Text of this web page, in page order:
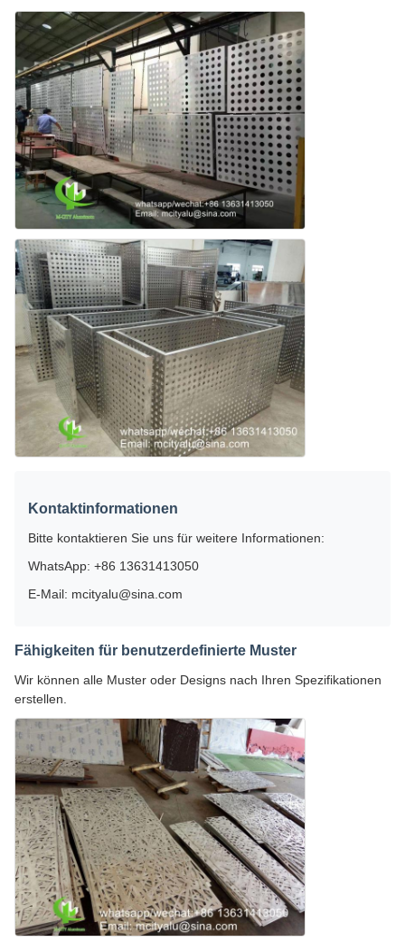
Kontaktinformationen
Bitte kontaktieren Sie uns für weitere Informationen:
WhatsApp: +86 13631413050
E-Mail: mcityalu@sina.com
Fähigkeiten für benutzerdefinierte Muster
Wir können alle Muster oder Designs nach Ihren Spezifikationen
erstellen.